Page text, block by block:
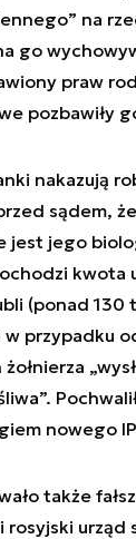
na
go
praw
pozbawiły
nakazują
sądem,
jest jego
kwota
(ponad 130
przypadku
nowego
także
rosyjski